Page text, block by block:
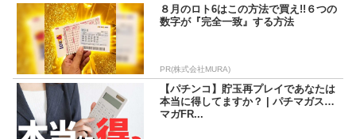
８月のロト6はこの方法で買え!!６つの
数字が『完全一致』する方法
PR(株式会社MURA)
【パチンコ】貯玉再プレイであなたは
本当に得してますか？ | パチマガスロ
マガFR...